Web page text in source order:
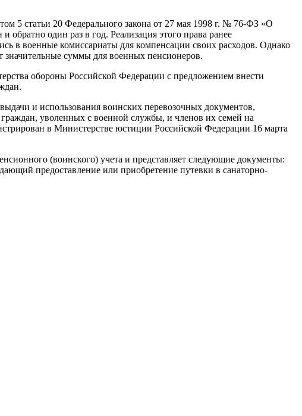
5 статьи 20 Федерального закона от 27 мая 1998 г. № 76-ФЗ «О
обратно один раз в год. Реализация этого права ранее
в военные комиссариаты для компенсации своих расходов. Однако
значительные суммы для военных пенсионеров.
обороны Российской Федерации с предложением внести
и использования воинских перевозочных документов,
уволенных с военной службы, и членов их семей на
в Министерстве юстиции Российской Федерации 16 марта
(воинского) учета и представляет следующие документы:
предоставление или приобретение путевки в санаторно-